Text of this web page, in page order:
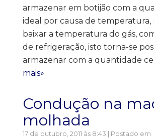
armazenar em botijão com a
ideal por causa de temperatura,
baixar a temperatura do gás,
de refrigeração, isto torna-se
armazenar com a quantidade
mais»
Condução na
molhada
17 de outubro, 2011 às 8:43 | Postado em